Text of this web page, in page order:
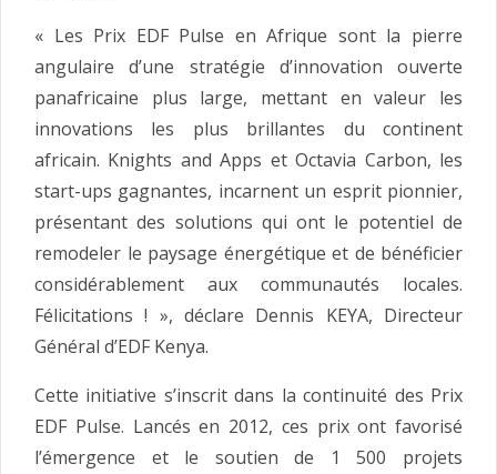
« Les Prix EDF Pulse en Afrique sont la pierre
angulaire d’une stratégie d’innovation ouverte
panafricaine plus large, mettant en valeur les
innovations les plus brillantes du continent
africain. Knights and Apps et Octavia Carbon, les
start-ups gagnantes, incarnent un esprit pionnier,
présentant des solutions qui ont le potentiel de
remodeler le paysage énergétique et de bénéficier
considérablement aux communautés locales.
Félicitations ! », déclare Dennis KEYA, Directeur
Général d’EDF Kenya.
Cette initiative s’inscrit dans la continuité des Prix
EDF Pulse. Lancés en 2012, ces prix ont favorisé
l’émergence et le soutien de 1 500 projets